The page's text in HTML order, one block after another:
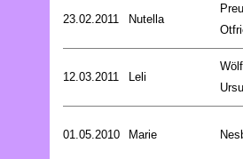
23.02.2011 Nutella
12.03.2011 Leli
01.05.2010 Marie